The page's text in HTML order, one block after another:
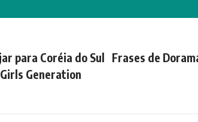
para Coréia do Sul Frases de
Generation